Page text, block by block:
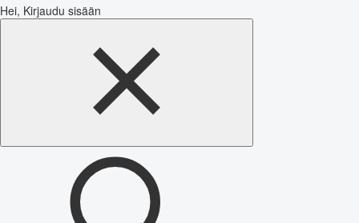
Hei, Kirjaudu sisään